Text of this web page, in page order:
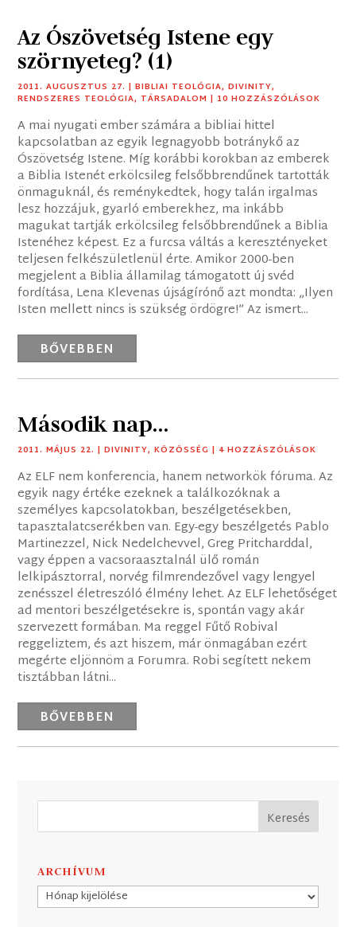
Az Ószövetség Istene egy
szörnyeteg? (1)
2011. AUGUSZTUS 27. |BIBLIAI TEOLÓGIA,DIVINITY,
RENDSZERES TEOLÓGIA, TÁRSADALOM | 10 HOZZÁSZÓLÁSOK
A mai nyugati ember számára a bibliai hittel
kapcsolatban az egyik legnagyobb botránykő az
Ószövetség Istene. Míg korábbi korokban az emberek
a Biblia Istenét erkölcsileg felsőbbrendűnek tartották
önmaguknál, és reménykedtek, hogy talán irgalmas
lesz hozzájuk, gyarló emberekhez, ma inkább
magukat tartják erkölcsileg felsőbbrendűnek a Biblia
Istenéhez képest. Ez a furcsa váltás a keresztényeket
teljesen felkészületlenül érte. Amikor 2000-ben
megjelent a Biblia államilag támogatott új svéd
fordítása, Lena Klevenas újságírónő azt mondta: „Ilyen
Isten mellett nincs is szükség ördögre!” Az ismert...
BŐVEBBEN
Második nap…
2011. MÁJUS 22. |DIVINITY,KÖZÖSSÉG | 4 HOZZÁSZÓLÁSOK
Az ELF nem konferencia, hanem networkök fóruma. Az
egyik nagy értéke ezeknek a találkozóknak a
személyes kapcsolatokban, beszélgetésekben,
tapasztalatcserékben van. Egy-egy beszélgetés Pablo
Martinezzel, Nick Nedelchevvel, Greg Pritcharddal,
vagy éppen a vacsoraasztalnál ülő román
lelkipásztorral, norvég filmrendezővel vagy lengyel
zenésszel életreszóló élmény lehet. Az ELF lehetőséget
ad mentori beszélgetésekre is, spontán vagy akár
szervezett formában. Ma reggel Fűtő Robival
reggeliztem, és azt hiszem, már önmagában ezért
megérte eljönnöm a Forumra. Robi segített nekem
tisztábban látni...
BŐVEBBEN
ARCHÍVUM
Archívum